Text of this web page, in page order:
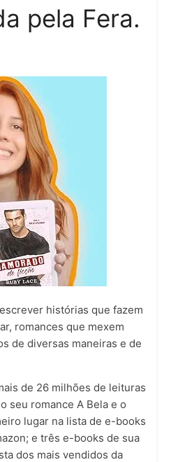
pela Fera.
histórias que fazem
romances que mexem
de diversas maneiras e de
de 26 milhões de leituras
seu romance A Bela e o
lugar na lista de e-books
e três e-books de sua
dos mais vendidos da